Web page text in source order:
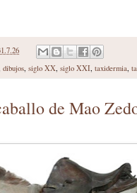
dibujos siglo XX siglo XXI taxidermia
de Mao